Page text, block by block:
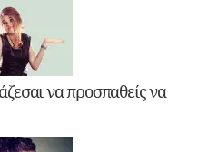
να προσπαθείς να